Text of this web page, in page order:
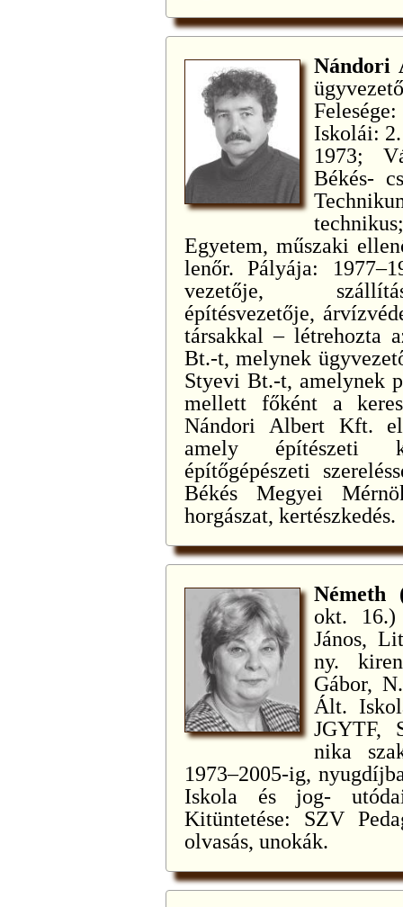
Iskolái:
1973;
Békés-
Egyetem, műszaki
lenőr. Pályája:
vezetője,
építésvezetője,
társakkal – létrehozta
Bt.-t, melynek
Styevi Bt.-t, amelynek
mellett főként a
Nándori Albert Kft.
amely építészeti
építőgépészeti
Békés Megyei
horgászat, kertészkedés.
okt.
János,
ny.
Gábor,
Ált.
JGYTF,
nika
1973–2005-ig,
Iskola és jog-
Kitüntetése: SZV
olvasás, unokák.